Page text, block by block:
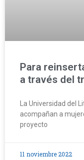
Para
a través del
La Universidad del
acompañan a
proyecto
11 noviembre 2022